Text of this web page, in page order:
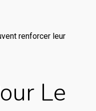
renforcer leur
Le